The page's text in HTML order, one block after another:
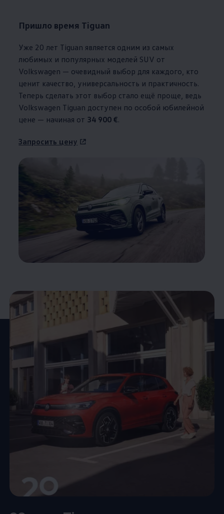
Пришло время Tiguan
Уже 20 лет Tiguan является одним из самых
любимых и популярных моделей SUV от
Volkswagen — очевидный выбор для каждого, кто
ценит качество, универсальность и практичность.
Теперь сделать этот выбор стало ещё проще, ведь
Volkswagen Tiguan доступен по особой юбилейной
цене — начиная от 34 900 €.
Запросить цену